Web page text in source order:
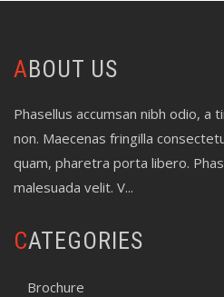
ABOUT US
Phasellus accumsan nibh odio, a
non. Maecenas fringilla
quam, pharetra porta libero.
malesuada velit. V...
CATEGORIES
Brochure